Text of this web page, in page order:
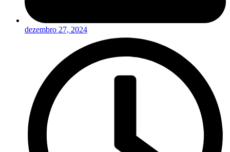
dezembro 27, 2024